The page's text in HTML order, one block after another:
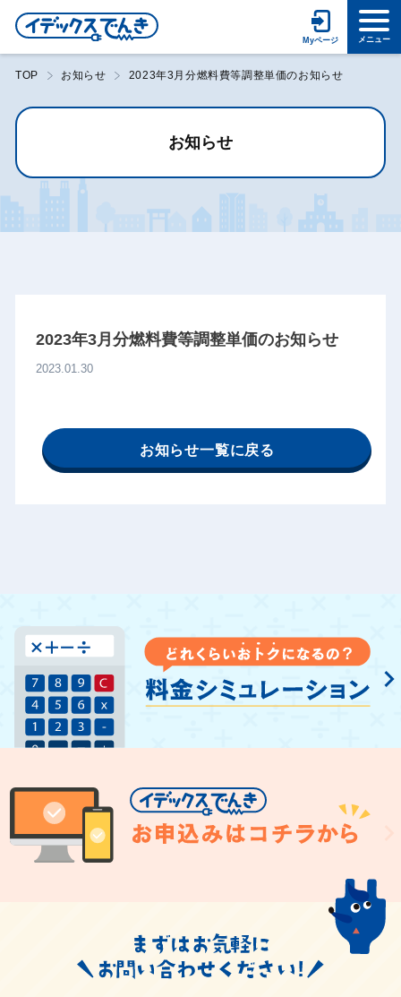
TOP お知らせ 2023年3月分燃料費等調整単価のお知らせ
お知らせ
2023年3月分燃料費等調整単価のお知らせ
2023.01.30
お知らせ一覧に戻る